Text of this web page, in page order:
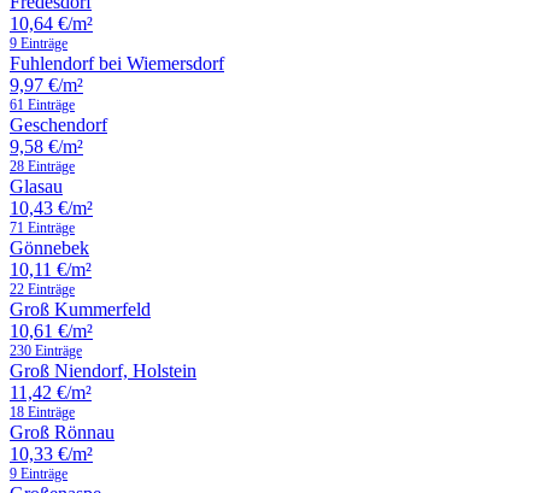
10,64 €/m²
9 Einträge
Fuhlendorf bei Wiemersdorf
9,97 €/m²
61 Einträge
Geschendorf
9,58 €/m²
28 Einträge
Glasau
10,43 €/m²
71 Einträge
Gönnebek
10,11 €/m²
22 Einträge
Groß Kummerfeld
10,61 €/m²
230 Einträge
Groß Niendorf, Holstein
11,42 €/m²
18 Einträge
Groß Rönnau
10,33 €/m²
9 Einträge